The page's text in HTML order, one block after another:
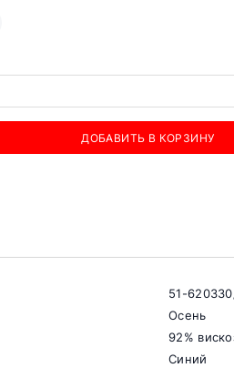
ДОБАВИТЬ В КОРЗИНУ
51-
Осень
92%
Синий